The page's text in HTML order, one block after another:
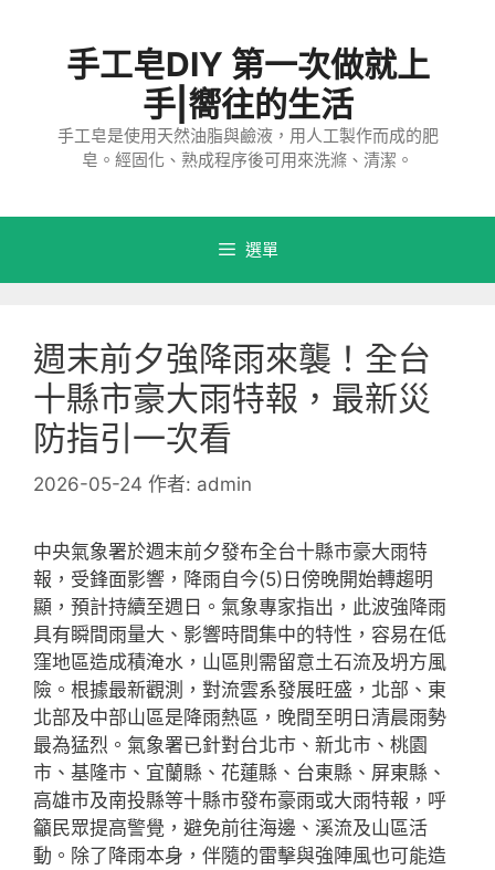
手工皂DIY 第一次做就上
手|嚮往的生活
手工皂是使用天然油脂與鹼液，用人工製作而成的肥
皂。經固化、熟成程序後可用來洗滌、清潔。
選單
週末前夕強降雨來襲！全台
十縣市豪大雨特報，最新災
防指引一次看
2026-05-24 作者: admin
中央氣象署於週末前夕發布全台十縣市豪大雨特
報，受鋒面影響，降雨自今(5)日傍晚開始轉趨明
顯，預計持續至週日。氣象專家指出，此波強降雨
具有瞬間雨量大、影響時間集中的特性，容易在低
窪地區造成積淹水，山區則需留意土石流及坍方風
險。根據最新觀測，對流雲系發展旺盛，北部、東
北部及中部山區是降雨熱區，晚間至明日清晨雨勢
最為猛烈。氣象署已針對台北市、新北市、桃園
市、基隆市、宜蘭縣、花蓮縣、台東縣、屏東縣、
高雄市及南投縣等十縣市發布豪雨或大雨特報，呼
籲民眾提高警覺，避免前往海邊、溪流及山區活
動。除了降雨本身，伴隨的雷擊與強陣風也可能造